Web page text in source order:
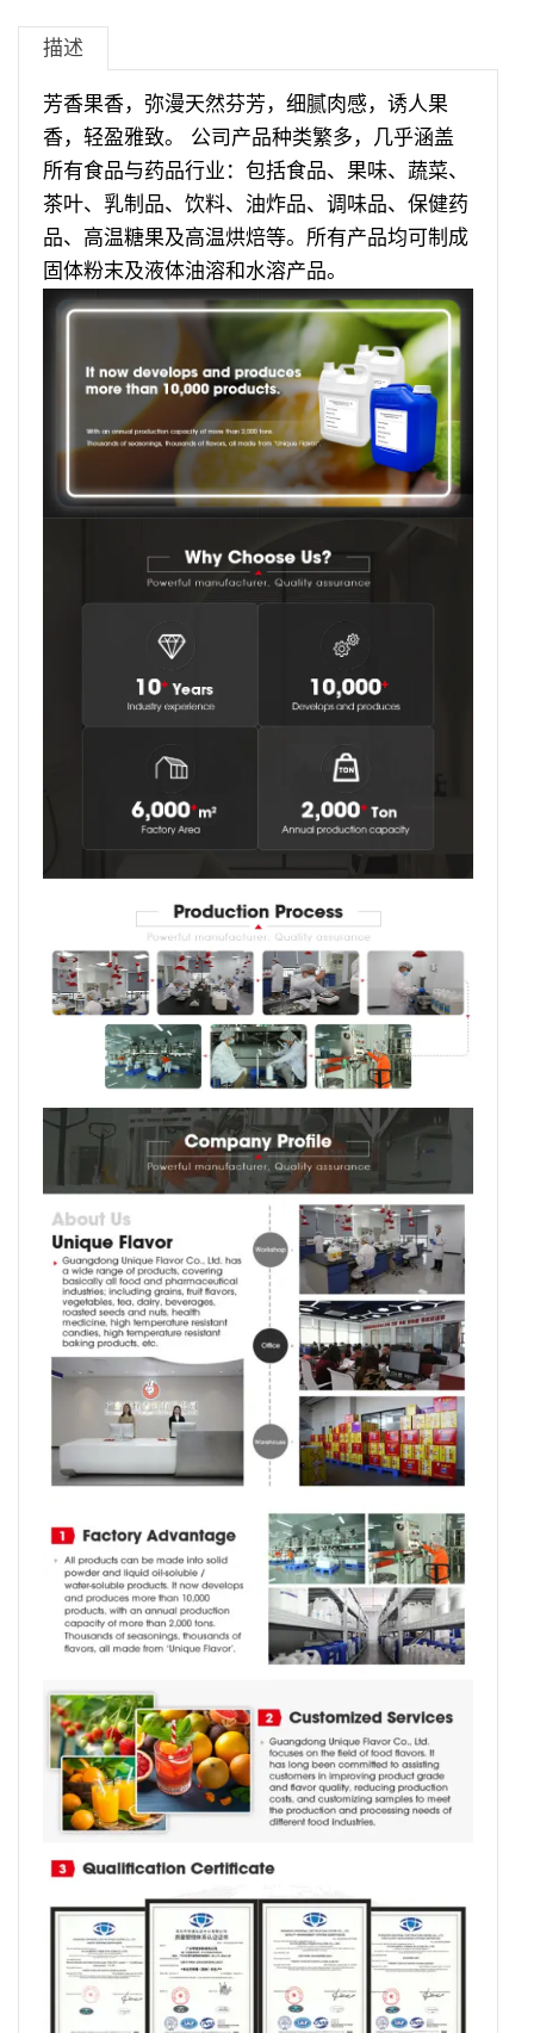
描述
芳香果香，弥漫天然芬芳，细腻肉感，诱人果
香，轻盈雅致。 公司产品种类繁多，几乎涵盖
所有食品与药品行业：包括食品、果味、蔬菜、
茶叶、乳制品、饮料、油炸品、调味品、保健药
品、高温糖果及高温烘焙等。所有产品均可制成
固体粉末及液体油溶和水溶产品。